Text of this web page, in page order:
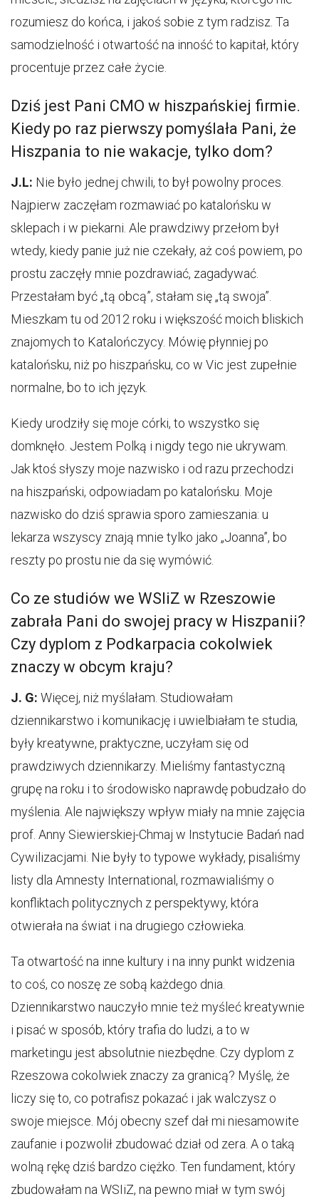
rozumiesz do końca, i jakoś sobie z tym radzisz. Ta
samodzielność i otwartość na inność to kapitał, który
procentuje przez całe życie.
Dziś jest Pani CMO w hiszpańskiej firmie.
Kiedy po raz pierwszy pomyślała Pani, że
Hiszpania to nie wakacje, tylko dom?
J.L: Nie było jednej chwili, to był powolny proces.
Najpierw zaczęłam rozmawiać po katalońsku w
sklepach i w piekarni. Ale prawdziwy przełom był
wtedy, kiedy panie już nie czekały, aż coś powiem, po
prostu zaczęły mnie pozdrawiać, zagadywać.
Przestałam być „tą obcą”, stałam się „tą swoja”.
Mieszkam tu od 2012 roku i większość moich bliskich
znajomych to Katalończycy. Mówię płynniej po
katalońsku, niż po hiszpańsku, co w Vic jest zupełnie
normalne, bo to ich język.
Kiedy urodziły się moje córki, to wszystko się
domknęło. Jestem Polką i nigdy tego nie ukrywam.
Jak ktoś słyszy moje nazwisko i od razu przechodzi
na hiszpański, odpowiadam po katalońsku. Moje
nazwisko do dziś sprawia sporo zamieszania: u
lekarza wszyscy znają mnie tylko jako „Joanna”, bo
reszty po prostu nie da się wymówić.
Co ze studiów we WSIiZ w Rzeszowie
zabrała Pani do swojej pracy w Hiszpanii?
Czy dyplom z Podkarpacia cokolwiek
znaczy w obcym kraju?
J. G: Więcej, niż myślałam. Studiowałam
dziennikarstwo i komunikację i uwielbiałam te studia,
były kreatywne, praktyczne, uczyłam się od
prawdziwych dziennikarzy. Mieliśmy fantastyczną
grupę na roku i to środowisko naprawdę pobudzało do
myślenia. Ale największy wpływ miały na mnie zajęcia
prof. Anny Siewierskiej-Chmaj w Instytucie Badań nad
Cywilizacjami. Nie były to typowe wykłady, pisaliśmy
listy dla Amnesty International, rozmawialiśmy o
konfliktach politycznych z perspektywy, która
otwierała na świat i na drugiego człowieka.
Ta otwartość na inne kultury i na inny punkt widzenia
to coś, co noszę ze sobą każdego dnia.
Dziennikarstwo nauczyło mnie też myśleć kreatywnie
i pisać w sposób, który trafia do ludzi, a to w
marketingu jest absolutnie niezbędne. Czy dyplom z
Rzeszowa cokolwiek znaczy za granicą? Myślę, że
liczy się to, co potrafisz pokazać i jak walczysz o
swoje miejsce. Mój obecny szef dał mi niesamowite
zaufanie i pozwolił zbudować dział od zera. A o taką
wolną rękę dziś bardzo ciężko. Ten fundament, który
zbudowałam na WSIiZ, na pewno miał w tym swój